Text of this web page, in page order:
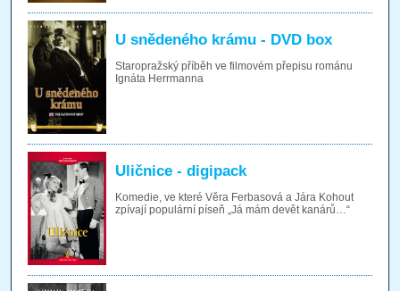
U snědeného krámu - DVD box
Staropražský příběh ve filmovém přepisu románu
Ignáta Herrmanna
Uličnice - digipack
Komedie, ve které Věra Ferbasová a Jára Kohout
zpívají populární píseň „Já mám devět kanárů…“